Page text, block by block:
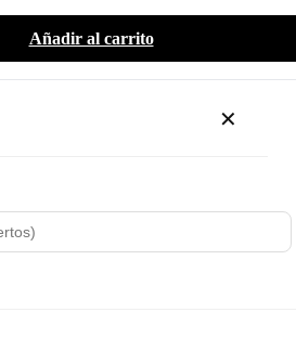
Añadir al carrito
✕